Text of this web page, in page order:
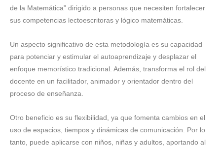
de la Matemática” dirigido a personas que necesiten fortalecer
sus competencias lectoescritoras y lógico matemáticas.
Un aspecto significativo de esta metodología es su capacidad
para potenciar y estimular el autoaprendizaje y desplazar el
enfoque memorístico tradicional. Además, transforma el rol del
docente en un facilitador, animador y orientador dentro del
proceso de enseñanza.
Otro beneficio es su flexibilidad, ya que fomenta cambios en el
uso de espacios, tiempos y dinámicas de comunicación. Por lo
tanto, puede aplicarse con niños, niñas y adultos, aportando al